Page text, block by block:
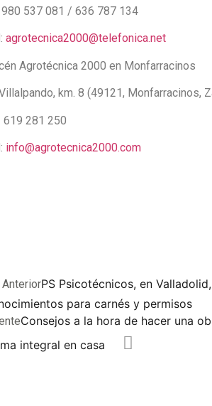
980 537 081 / 636 787 134
agrotecnica2000@telefonica.net
Agrotécnica 2000 en Monfarracinos
km. 8 (49121, Monfarracinos,
619 281 250
info@agrotecnica2000.com
AnteriorPS Psicotécnicos, en
para carnés y permisos
Consejos a la hora de hacer una
integral en casa